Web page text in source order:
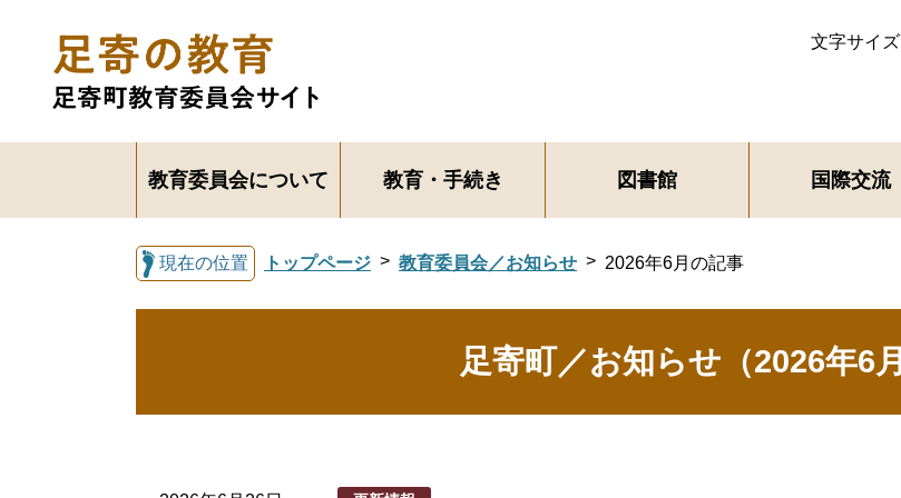
文字サイズ
教育委員会について 教育・手続き 図書館 国際交流
現在の位置 トップページ 教育委員会／お知らせ 2026年6月の記事
足寄町／お知らせ（2026年6